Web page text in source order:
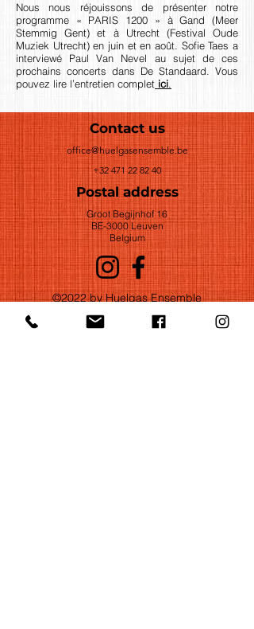
Nous nous réjouissons de présenter notre
programme « PARIS 1200 » à Gand (Meer
Stemmig Gent) et à Utrecht (Festival Oude
Muziek Utrecht) en juin et en août. Sofie Taes a
interviewé Paul Van Nevel au sujet de ces
prochains concerts dans De Standaard. Vous
pouvez lire l’entretien complet ici.
Contact us
office@huelgasensemble.be
+32 471 22 82 40
Postal address
Groot Begijnhof 16
BE-3000 Leuven
Belgium
©2022 by Huelgas Ensemble